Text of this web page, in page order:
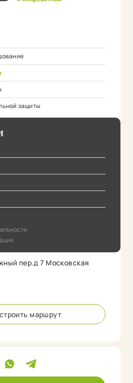
защиты
пер.д 7 Московская
маршрут